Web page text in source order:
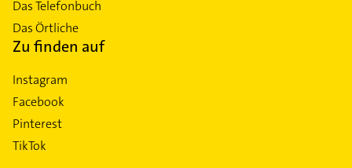
Das Telefonbuch
Das Örtliche
Zu finden auf
Instagram
Facebook
Pinterest
TikTok